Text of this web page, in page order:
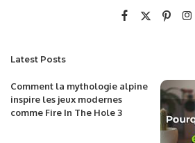
Latest Posts
Comment la mythologie alpine
inspire les jeux modernes
comme Fire In The Hole 3